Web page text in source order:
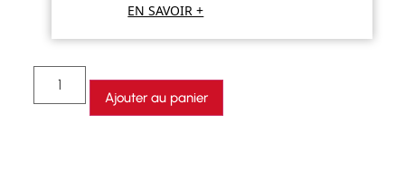
EN SAVOIR +
Ajouter au panier